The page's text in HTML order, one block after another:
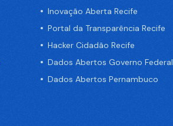
Inovação Aberta Recife
Portal da Transparência Recife
Hacker Cidadão Recife
Dados Abertos Governo Federal
Dados Abertos Pernambuco